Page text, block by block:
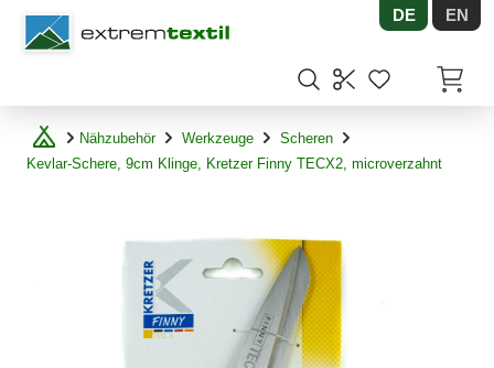
Shopware DE EN
Nähzubehör Werkzeuge
Scheren
Kevlar-Schere, 9cm Klinge, Kretzer Finny TECX2, microverzahnt